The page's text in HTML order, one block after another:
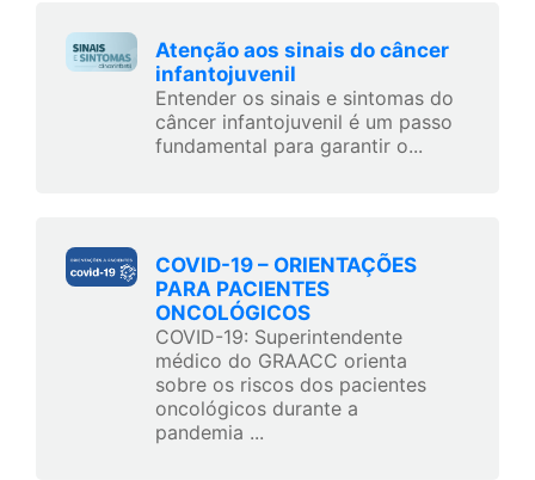
Atenção aos sinais do câncer
infantojuvenil
Entender os sinais e sintomas do
câncer infantojuvenil é um passo
fundamental para garantir o...
COVID-19 – ORIENTAÇÕES
PARA PACIENTES
ONCOLÓGICOS
COVID-19: Superintendente
médico do GRAACC orienta
sobre os riscos dos pacientes
oncológicos durante a
pandemia ...